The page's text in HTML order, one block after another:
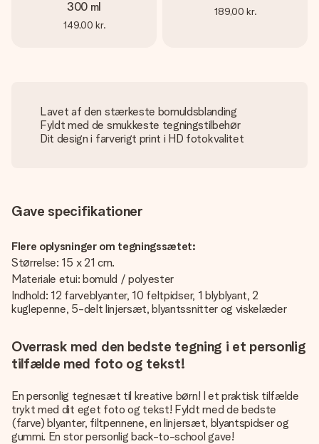
300 ml
149,00 kr.
189,00 kr.
Lavet af den stærkeste bomuldsblanding
Fyldt med de smukkeste tegningstilbehør
Dit design i farverigt print i HD fotokvalitet
Gave specifikationer
Flere oplysninger om tegningssætet:
Størrelse: 15 x 21 cm.
Materiale etui: bomuld / polyester
Indhold: 12 farveblyanter, 10 feltpidser, 1 blyblyant, 2
kuglepenne, 5-delt linjersæt, blyantssnitter og viskelæder
Overrask med den bedste tegning i et personlig
tilfælde med foto og tekst!
En personlig tegnesæt til kreative børn! I et praktisk tilfælde
trykt med dit eget foto og tekst! Fyldt med de bedste
(farve) blyanter, filtpennene, en linjersæt, blyantspidser og
gummi. En stor personlig back-to-school gave!